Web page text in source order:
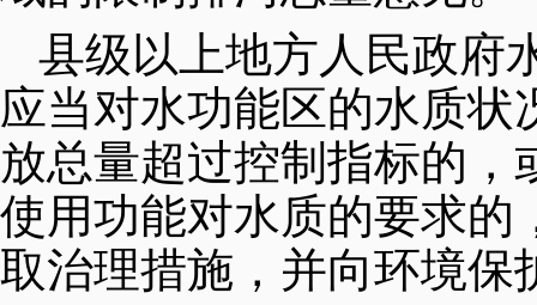
县级以上地方人民政府
应当对水功能区的水质
放总量超过控制指标的
使用功能对水质的要求的
取治理措施，并向环境保